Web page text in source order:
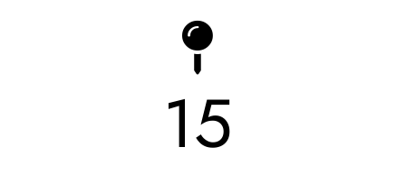
15